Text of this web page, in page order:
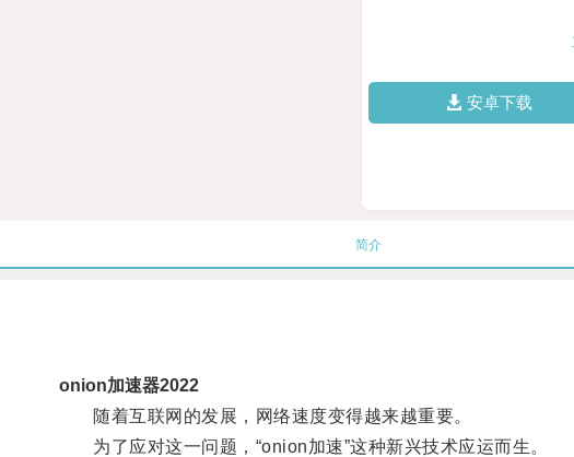
安卓下载
简介
onion加速器2022
随着互联网的发展，网络速度变得越来越重要。
为了应对这一问题，“onion加速”这种新兴技术应运而生。